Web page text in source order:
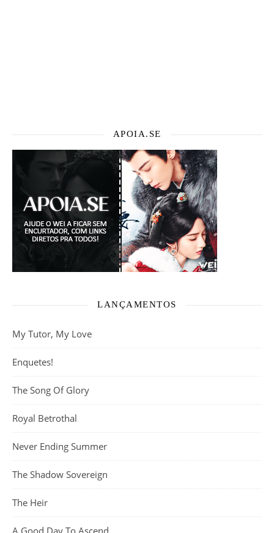
APOIA.SE
LANÇAMENTOS
My Tutor, My Love
Enquetes!
The Song Of Glory
Royal Betrothal
Never Ending Summer
The Shadow Sovereign
The Heir